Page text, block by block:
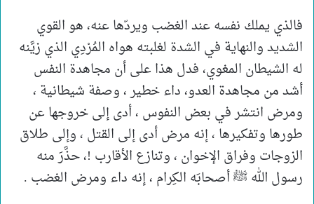
فالذي يملك نفسه عند الغضب ويردّها عنه، هو القوي
الشديد والنهاية في الشدة لغلبته هواه المُرْدِي الذي زيَّنه
له الشيطان المغوي، فدل هذا على أن مجاهدة النفس
أشد من مجاهدة العدو، داء خطير ، وصفة شيطانية ،
ومرض انتشر في بعض النفوس ، أدى إلى خروجها عن
طورها وتفكيرها ، إنه مرض أدى إلى القتل ، وإلى طلاق
الزوجات وفراق الإخوان ، وتنازع الأقارب !، حذَّرَ منه
رسول الله ﷺ أصحابَه الكِرام ، إنه داء ومرض الغضب .